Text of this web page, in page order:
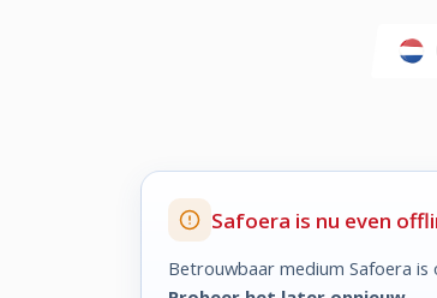
Safoera is nu even
Betrouwbaar medium Safoera